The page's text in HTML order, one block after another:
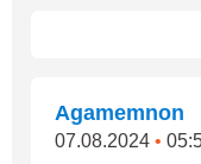
Agamemnon
07.08.2024 •